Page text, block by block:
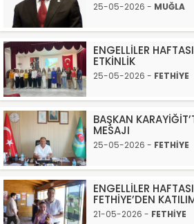
25-05-2026 - MUĞLA
ENGELLİLER
ETKİNLİK
25-05-2026 - FETHİYE
BAŞKAN
MESAJI
25-05-2026 - FETHİYE
ENGELLİLER
FETHİYE’DEN
21-05-2026 - FETHİYE